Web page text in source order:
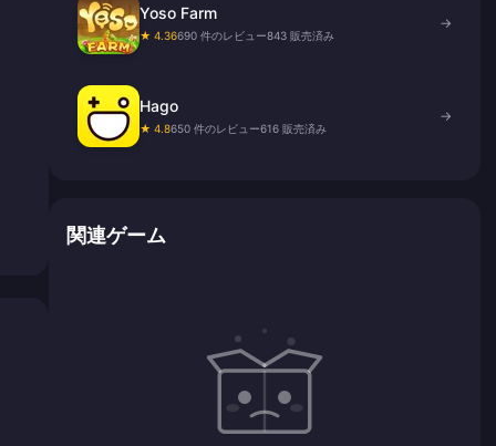
Yoso Farm
★ 4.36690 件のレビュー843 販売済み
→
Hago
★ 4.8650 件のレビュー616 販売済み
→
関連ゲーム